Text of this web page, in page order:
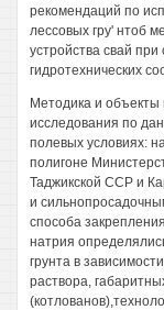
рекомендаций по
лессовых гру' нтоб
устройства свай при
гидротехнических
Методика и
исследования по
полевых условиях:
полигоне
Таджикской ССР и
и
способа
натрия
грунта в
раствора,